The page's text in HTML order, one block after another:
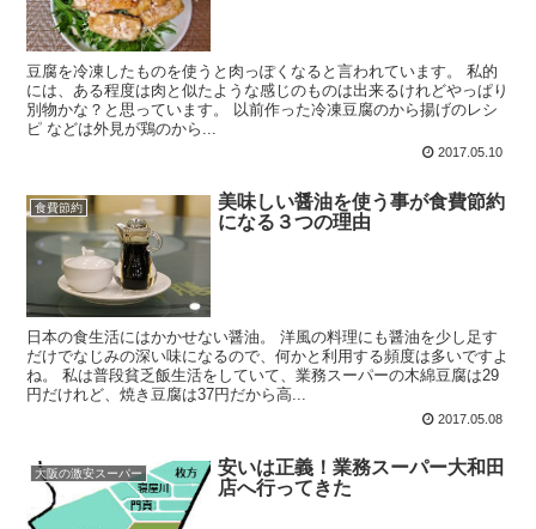
豆腐を冷凍したものを使うと肉っぽくなると言われています。 私的
には、ある程度は肉と似たような感じのものは出来るけれどやっぱり
別物かな？と思っています。 以前作った冷凍豆腐のから揚げのレシ
ピ などは外見が鶏のから...
2017.05.10
食費節約
美味しい醤油を使う事が食費節約
になる３つの理由
日本の食生活にはかかせない醤油。 洋風の料理にも醤油を少し足す
だけでなじみの深い味になるので、何かと利用する頻度は多いですよ
ね。 私は普段貧乏飯生活をしていて、業務スーパーの木綿豆腐は29
円だけれど、焼き豆腐は37円だから高...
2017.05.08
大阪の激安スーパー
安いは正義！業務スーパー大和田
店へ行ってきた